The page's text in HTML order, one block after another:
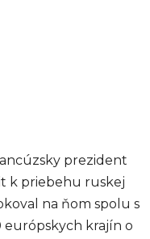
prezident
k priebehu ruskej
na ňom spolu s
európskych krajín o